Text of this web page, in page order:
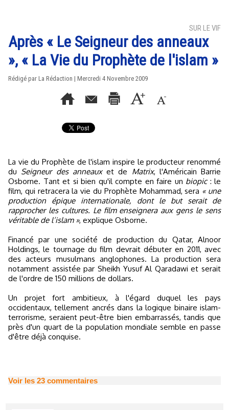
SUR LE VIF
Après « Le Seigneur des anneaux
», « La Vie du Prophète de l'islam »
Rédigé par La Rédaction | Mercredi 4 Novembre 2009
La vie du Prophète de l'islam inspire le producteur renommé
du Seigneur des anneaux et de Matrix, l'Américain Barrie
Osborne. Tant et si bien qu'il compte en faire un biopic: le
film, qui retracera la vie du Prophète Mohammad, sera « une
production épique internationale, dont le but serait de
rapprocher les cultures. Le film enseignera aux gens le sens
véritable de l’islam », explique Osborne.
Financé par une société de production du Qatar, Alnoor
Holdings, le tournage du film devrait débuter en 2011, avec
des acteurs musulmans anglophones. La production sera
notamment assistée par Sheikh Yusuf Al Qaradawi et serait
de l'ordre de 150 millions de dollars.
Un projet fort ambitieux, à l'égard duquel les pays
occidentaux, tellement ancrés dans la logique binaire islam-
terrorisme, seraient peut-être bien embarrassés, tandis que
près d'un quart de la population mondiale semble en passe
d'être déjà conquise.
Voir les 23 commentaires